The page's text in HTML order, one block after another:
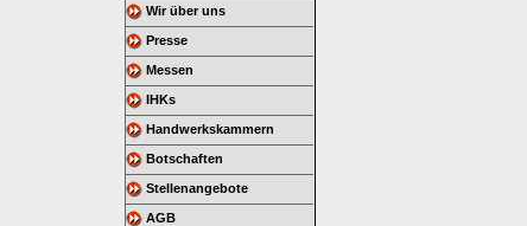
Wir über uns
Presse
Messen
IHKs
Handwerkskammern
Botschaften
Stellenangebote
AGB